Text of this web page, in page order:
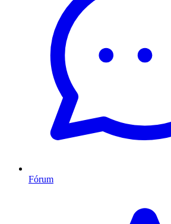
Fórum